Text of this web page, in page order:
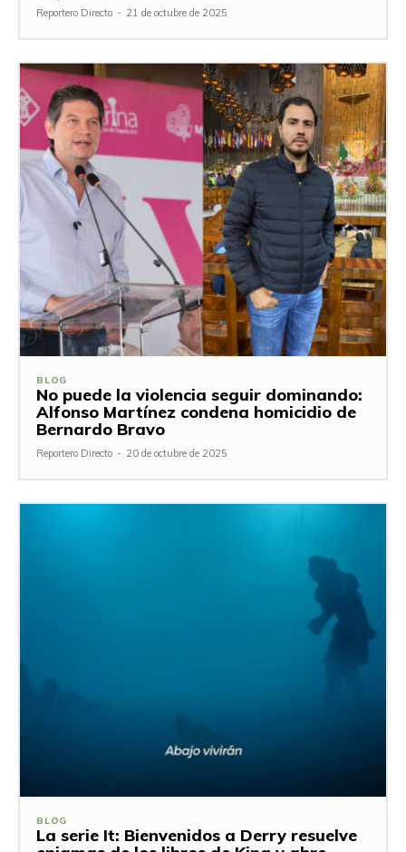
Reportero Directo - 21 de octubre de 2025
BLOG
No puede la violencia seguir dominando:
Alfonso Martínez condena homicidio de
Bernardo Bravo
Reportero Directo - 20 de octubre de 2025
BLOG
La serie It: Bienvenidos a Derry resuelve